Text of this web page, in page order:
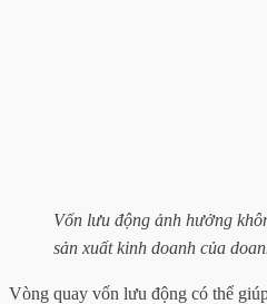
Vốn lưu động ảnh hưởng
sản xuất kinh doanh của
Vòng quay vốn lưu động có thể